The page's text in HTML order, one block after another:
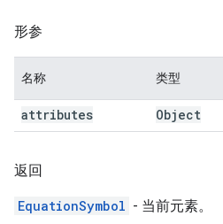
形参
名称 类型
attributes Object
返回
EquationSymbol - 当前元素。